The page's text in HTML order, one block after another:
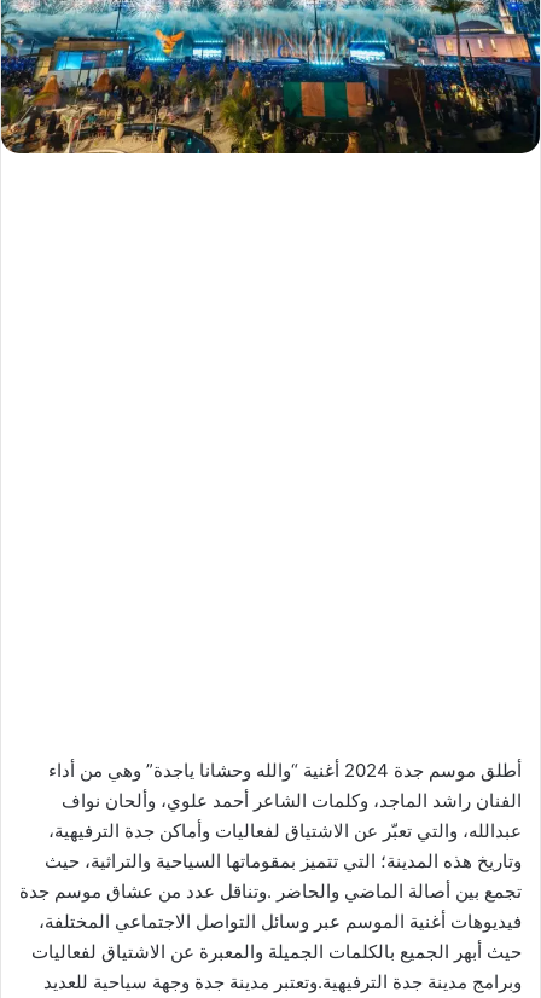
أطلق موسم جدة 2024 أغنية “والله وحشانا ياجدة” وهي من أداء
الفنان راشد الماجد، وكلمات الشاعر أحمد علوي، وألحان نواف
عبدالله، والتي تعبّر عن الاشتياق لفعاليات وأماكن جدة الترفيهية،
وتاريخ هذه المدينة؛ التي تتميز بمقوماتها السياحية والتراثية، حيث
تجمع بين أصالة الماضي والحاضر .وتناقل عدد من عشاق موسم جدة
فيديوهات أغنية الموسم عبر وسائل التواصل الاجتماعي المختلفة،
حيث أبهر الجميع بالكلمات الجميلة والمعبرة عن الاشتياق لفعاليات
وبرامج مدينة جدة الترفيهية.وتعتبر مدينة جدة وجهة سياحية للعديد